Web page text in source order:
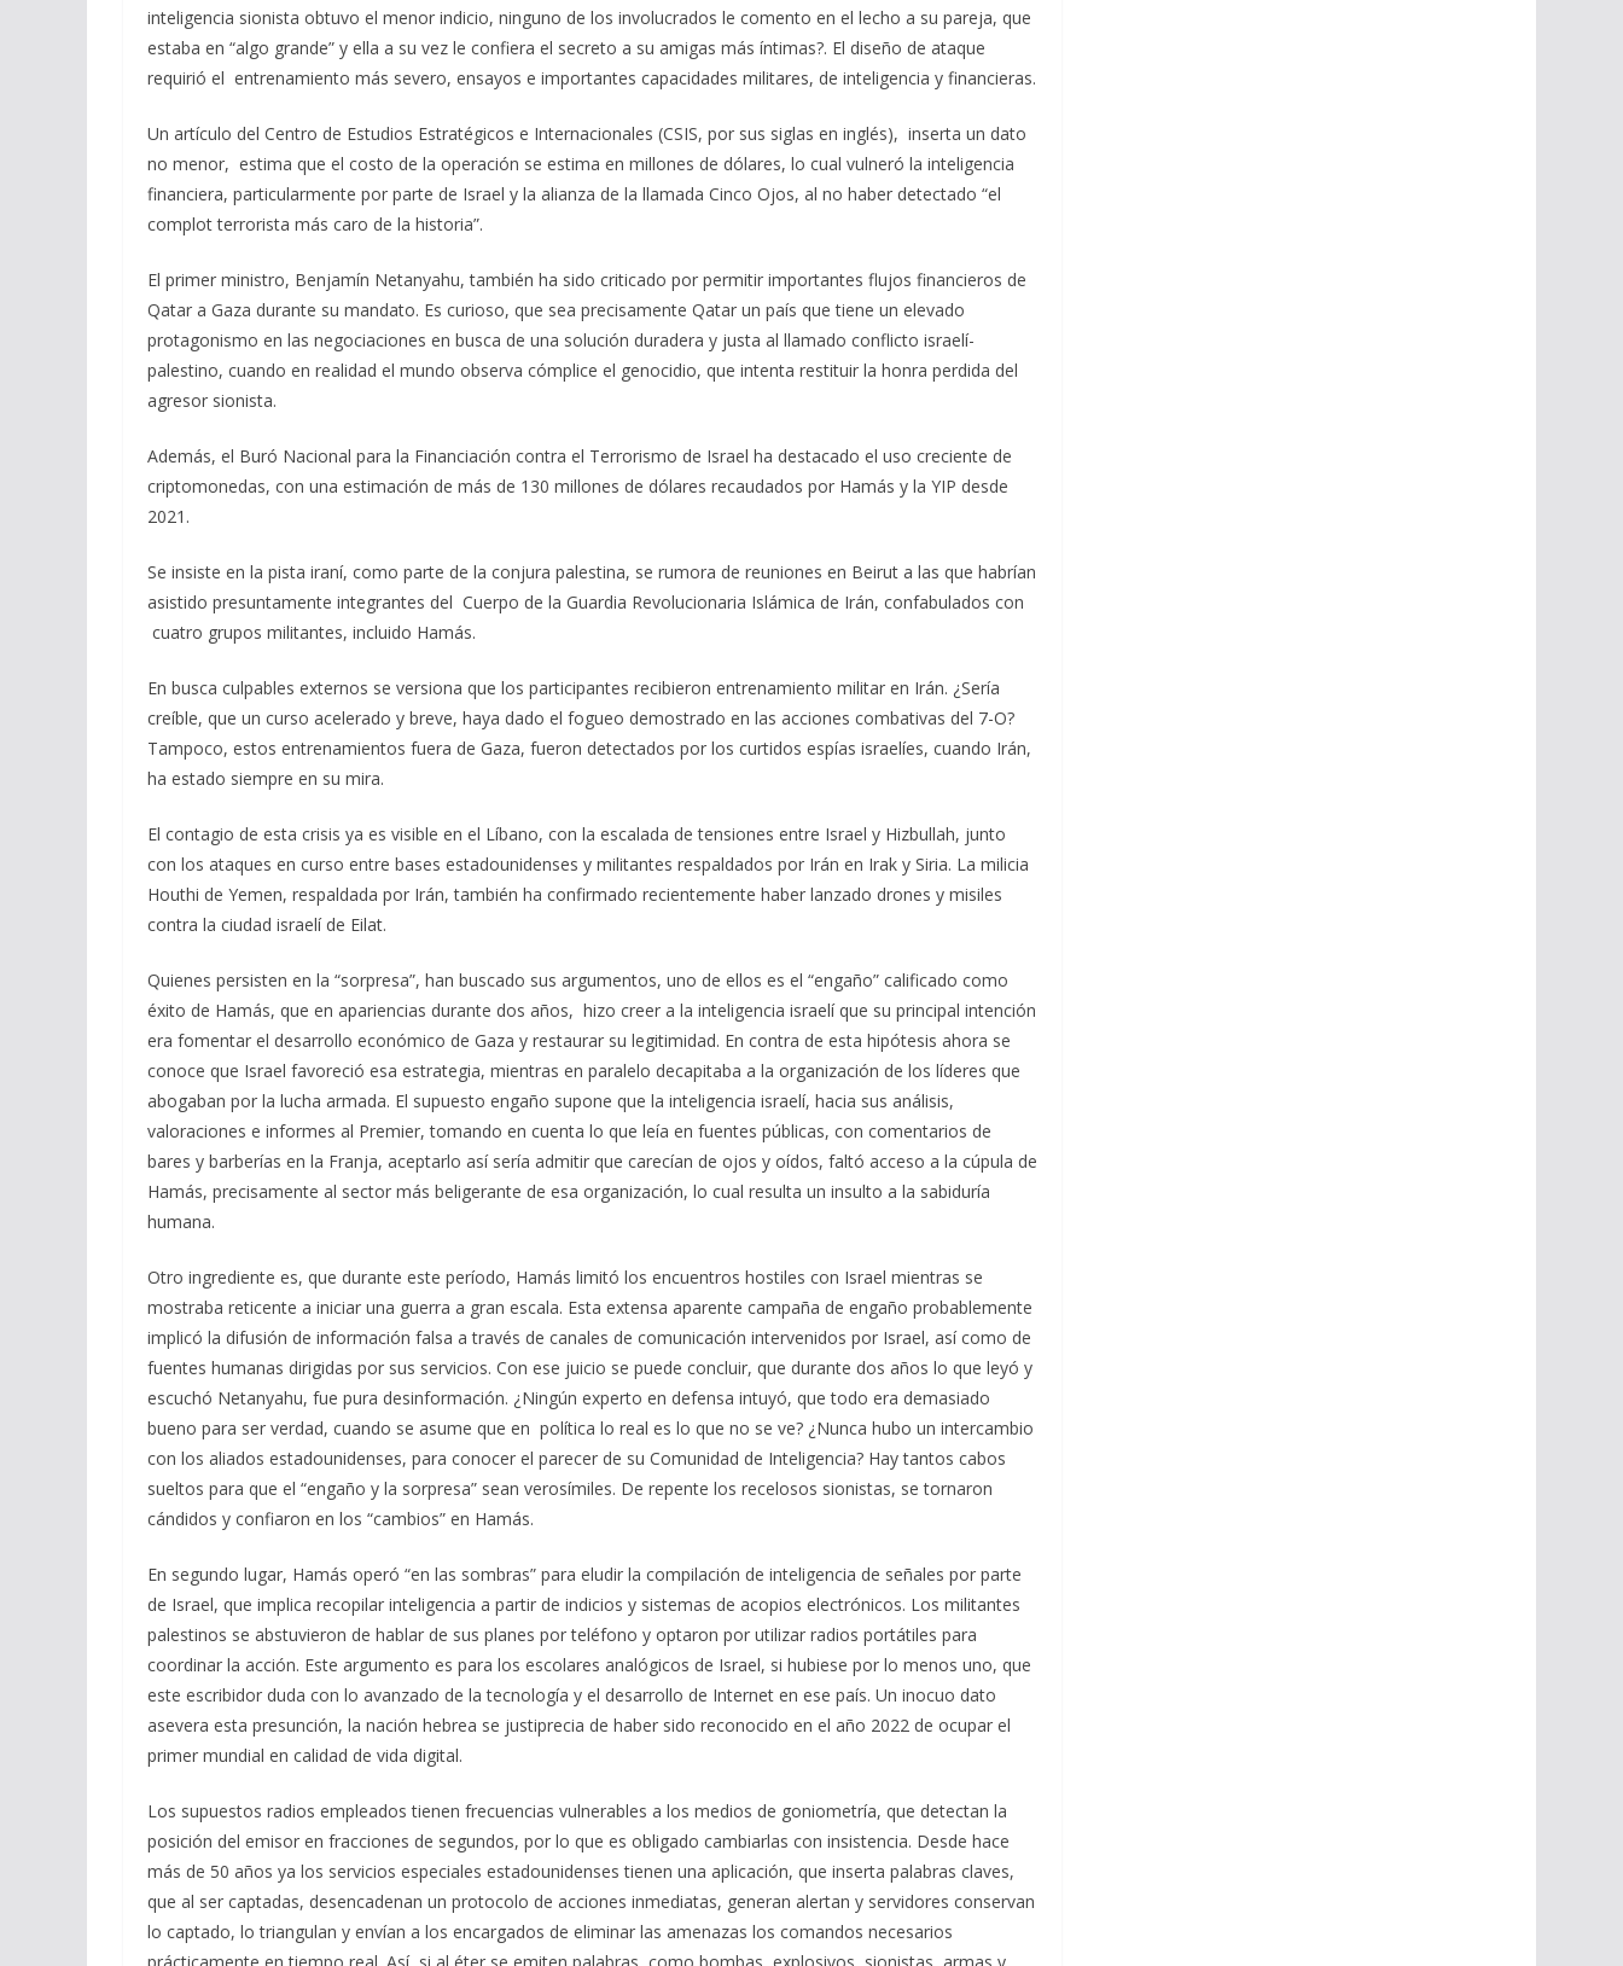
inteligencia sionista obtuvo el menor indicio, ninguno de los involucrados le comento en el lecho a su pareja, que
estaba en “algo grande” y ella a su vez le confiera el secreto a su amigas más íntimas?. El diseño de ataque
requirió el entrenamiento más severo, ensayos e importantes capacidades militares, de inteligencia y financieras.
Un artículo del Centro de Estudios Estratégicos e Internacionales (CSIS, por sus siglas en inglés), inserta un dato
no menor, estima que el costo de la operación se estima en millones de dólares, lo cual vulneró la inteligencia
financiera, particularmente por parte de Israel y la alianza de la llamada Cinco Ojos, al no haber detectado “el
complot terrorista más caro de la historia”.
El primer ministro, Benjamín Netanyahu, también ha sido criticado por permitir importantes flujos financieros de
Qatar a Gaza durante su mandato. Es curioso, que sea precisamente Qatar un país que tiene un elevado
protagonismo en las negociaciones en busca de una solución duradera y justa al llamado conflicto israelí-
palestino, cuando en realidad el mundo observa cómplice el genocidio, que intenta restituir la honra perdida del
agresor sionista.
Además, el Buró Nacional para la Financiación contra el Terrorismo de Israel ha destacado el uso creciente de
criptomonedas, con una estimación de más de 130 millones de dólares recaudados por Hamás y la YIP desde
2021.
Se insiste en la pista iraní, como parte de la conjura palestina, se rumora de reuniones en Beirut a las que habrían
asistido presuntamente integrantes del Cuerpo de la Guardia Revolucionaria Islámica de Irán, confabulados con
cuatro grupos militantes, incluido Hamás.
En busca culpables externos se versiona que los participantes recibieron entrenamiento militar en Irán. ¿Sería
creíble, que un curso acelerado y breve, haya dado el fogueo demostrado en las acciones combativas del 7-O?
Tampoco, estos entrenamientos fuera de Gaza, fueron detectados por los curtidos espías israelíes, cuando Irán,
ha estado siempre en su mira.
El contagio de esta crisis ya es visible en el Líbano, con la escalada de tensiones entre Israel y Hizbullah, junto
con los ataques en curso entre bases estadounidenses y militantes respaldados por Irán en Irak y Siria. La milicia
Houthi de Yemen, respaldada por Irán, también ha confirmado recientemente haber lanzado drones y misiles
contra la ciudad israelí de Eilat.
Quienes persisten en la “sorpresa”, han buscado sus argumentos, uno de ellos es el “engaño” calificado como
éxito de Hamás, que en apariencias durante dos años, hizo creer a la inteligencia israelí que su principal intención
era fomentar el desarrollo económico de Gaza y restaurar su legitimidad. En contra de esta hipótesis ahora se
conoce que Israel favoreció esa estrategia, mientras en paralelo decapitaba a la organización de los líderes que
abogaban por la lucha armada. El supuesto engaño supone que la inteligencia israelí, hacia sus análisis,
valoraciones e informes al Premier, tomando en cuenta lo que leía en fuentes públicas, con comentarios de
bares y barberías en la Franja, aceptarlo así sería admitir que carecían de ojos y oídos, faltó acceso a la cúpula de
Hamás, precisamente al sector más beligerante de esa organización, lo cual resulta un insulto a la sabiduría
humana.
Otro ingrediente es, que durante este período, Hamás limitó los encuentros hostiles con Israel mientras se
mostraba reticente a iniciar una guerra a gran escala. Esta extensa aparente campaña de engaño probablemente
implicó la difusión de información falsa a través de canales de comunicación intervenidos por Israel, así como de
fuentes humanas dirigidas por sus servicios. Con ese juicio se puede concluir, que durante dos años lo que leyó y
escuchó Netanyahu, fue pura desinformación. ¿Ningún experto en defensa intuyó, que todo era demasiado
bueno para ser verdad, cuando se asume que en política lo real es lo que no se ve? ¿Nunca hubo un intercambio
con los aliados estadounidenses, para conocer el parecer de su Comunidad de Inteligencia? Hay tantos cabos
sueltos para que el “engaño y la sorpresa” sean verosímiles. De repente los recelosos sionistas, se tornaron
cándidos y confiaron en los “cambios” en Hamás.
En segundo lugar, Hamás operó “en las sombras” para eludir la compilación de inteligencia de señales por parte
de Israel, que implica recopilar inteligencia a partir de indicios y sistemas de acopios electrónicos. Los militantes
palestinos se abstuvieron de hablar de sus planes por teléfono y optaron por utilizar radios portátiles para
coordinar la acción. Este argumento es para los escolares analógicos de Israel, si hubiese por lo menos uno, que
este escribidor duda con lo avanzado de la tecnología y el desarrollo de Internet en ese país. Un inocuo dato
asevera esta presunción, la nación hebrea se justiprecia de haber sido reconocido en el año 2022 de ocupar el
primer mundial en calidad de vida digital.
Los supuestos radios empleados tienen frecuencias vulnerables a los medios de goniometría, que detectan la
posición del emisor en fracciones de segundos, por lo que es obligado cambiarlas con insistencia. Desde hace
más de 50 años ya los servicios especiales estadounidenses tienen una aplicación, que inserta palabras claves,
que al ser captadas, desencadenan un protocolo de acciones inmediatas, generan alertan y servidores conservan
lo captado, lo triangulan y envían a los encargados de eliminar las amenazas los comandos necesarios